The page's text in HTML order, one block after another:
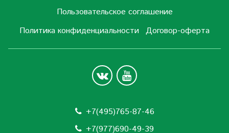
Пользовательское соглашение
Политика конфиденциальности Договор-оферта
+7(495)765-87-46
+7(977)690-49-39